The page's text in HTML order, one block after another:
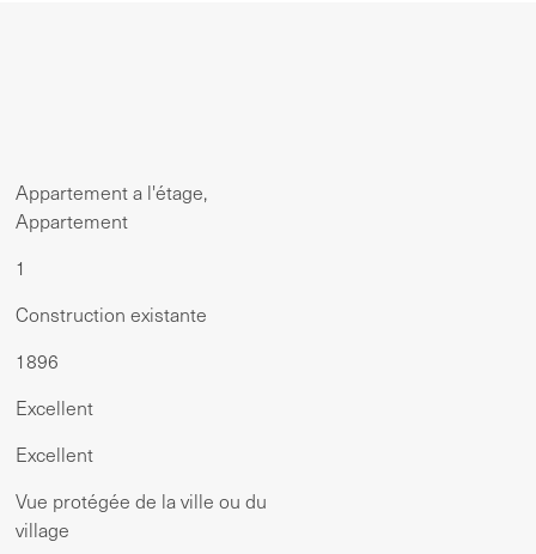
Appartement a l'étage,
Appartement
1
Construction existante
1896
Excellent
Excellent
Vue protégée de la ville ou du
village